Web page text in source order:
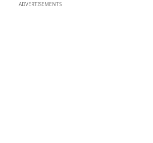
ADVERTISEMENTS